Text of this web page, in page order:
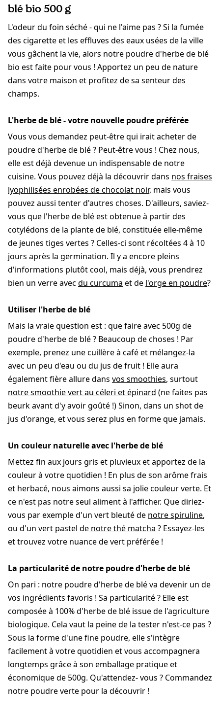
blé bio 500 g
L'odeur du foin séché - qui ne l'aime pas ? Si la fumée
des cigarette et les effluves des eaux usées de la ville
vous gâchent la vie, alors notre poudre d'herbe de blé
bio est faite pour vous ! Apportez un peu de nature
dans votre maison et profitez de sa senteur des
champs.
L'herbe de blé - votre nouvelle poudre préférée
Vous vous demandez peut-être qui irait acheter de
poudre d'herbe de blé ? Peut-être vous ! Chez nous,
elle est déjà devenue un indispensable de notre
cuisine. Vous pouvez déjà la découvrir dans nos fraises
lyophilisées enrobées de chocolat noir, mais vous
pouvez aussi tenter d'autres choses. D'ailleurs, saviez-
vous que l'herbe de blé est obtenue à partir des
cotylédons de la plante de blé, constituée elle-même
de jeunes tiges vertes ? Celles-ci sont récoltées 4 à 10
jours après la germination. Il y a encore pleins
d'informations plutôt cool, mais déjà, vous prendrez
bien un verre avec du curcuma et de l'orge en poudre?
Utiliser l'herbe de blé
Mais la vraie question est : que faire avec 500g de
poudre d'herbe de blé ? Beaucoup de choses ! Par
exemple, prenez une cuillère à café et mélangez-la
avec un peu d'eau ou du jus de fruit ! Elle aura
également fière allure dans vos smoothies, surtout
notre smoothie vert au céleri et épinard (ne faites pas
beurk avant d'y avoir goûté !) Sinon, dans un shot de
jus d'orange, et vous serez plus en forme que jamais.
Un couleur naturelle avec l'herbe de blé
Mettez fin aux jours gris et pluvieux et apportez de la
couleur à votre quotidien ! En plus de son arôme frais
et herbacé, nous aimons aussi sa jolie couleur verte. Et
ce n'est pas notre seul aliment à l'afficher. Que diriez-
vous par exemple d'un vert bleuté de notre spiruline,
ou d'un vert pastel de notre thé matcha ? Essayez-les
et trouvez votre nuance de vert préférée !
La particularité de notre poudre d'herbe de blé
On pari : notre poudre d'herbe de blé va devenir un de
vos ingrédients favoris ! Sa particularité ? Elle est
composée à 100% d'herbe de blé issue de l'agriculture
biologique. Cela vaut la peine de la tester n'est-ce pas ?
Sous la forme d'une fine poudre, elle s'intègre
facilement à votre quotidien et vous accompagnera
longtemps grâce à son emballage pratique et
économique de 500g. Qu'attendez- vous ? Commandez
notre poudre verte pour la découvrir !